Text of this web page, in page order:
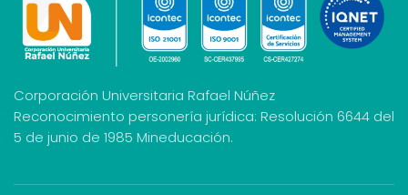
Corporación Universitaria Rafael Núñez
Reconocimiento personería jurídica: Resolución 6644 del
5 de junio de 1985 Mineducación.